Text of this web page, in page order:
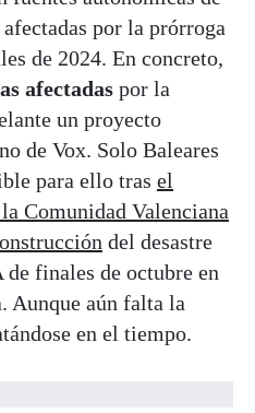
por la prórroga
de 2024. En concreto,
afectadas por la
un proyecto
de Vox. Solo Baleares
para ello tras el
Comunidad Valenciana
del desastre
finales de octubre en
Aunque aún falta la
en el tiempo.